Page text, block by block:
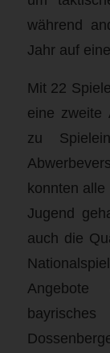
während
Jahr auf
Mit 22
eine zweite
zu
konnten
Jugend
auch die